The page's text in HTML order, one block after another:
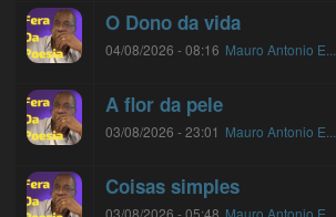
O Dono da vida
04/08/2026 - 08:16 Mauro Antonio E...
A flor da pele
03/08/2026 - 23:01 Mauro Antonio E...
Coisas simples
03/08/2026 - 05:48 Mauro Antonio E...